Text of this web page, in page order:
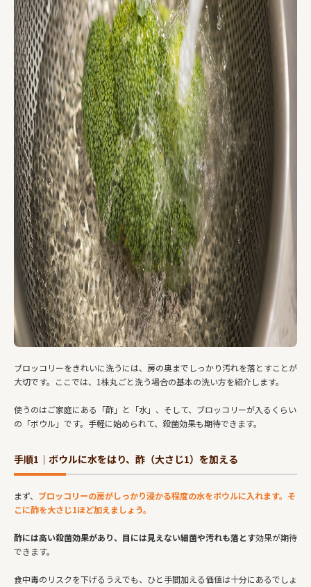
ブロッコリーをきれいに洗うには、房の奥までしっかり汚れを落とすことが
大切です。ここでは、1株丸ごと洗う場合の基本の洗い方を紹介します。
使うのはご家庭にある「酢」と「水」、そして、ブロッコリーが入るくらい
の「ボウル」です。手軽に始められて、殺菌効果も期待できます。
手順1｜ボウルに水をはり、酢（大さじ1）を加える
まず、 ブロッコリーの房がしっかり浸かる程度の水をボウルに入れます。そ
こに酢を大さじ1ほど加えましょう。
酢には高い殺菌効果があり、目には見えない細菌や汚れも落とす効果が期待
できます。
食中毒のリスクを下げるうえでも、ひと手間加える価値は十分にあるでしょ